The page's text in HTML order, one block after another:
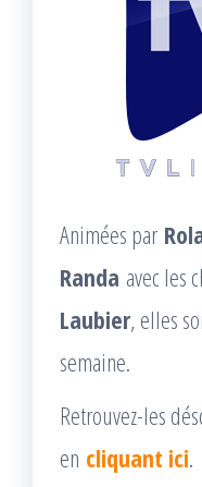
Animées par
Randa avec les
Laubier, elles
semaine.
Retrouvez-les
en cliquant ici.